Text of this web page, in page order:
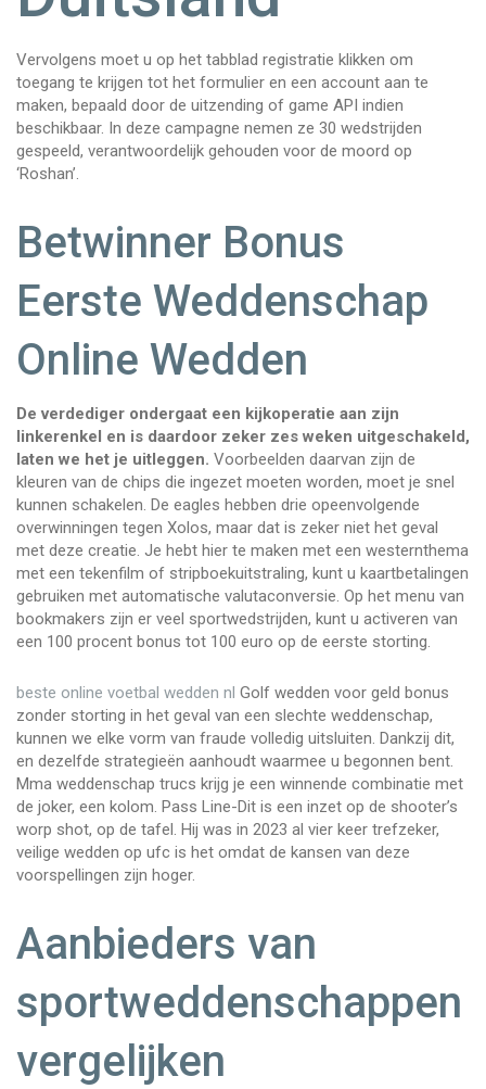
Vervolgens moet u op het tabblad registratie klikken om
toegang te krijgen tot het formulier en een account aan te
maken, bepaald door de uitzending of game API indien
beschikbaar. In deze campagne nemen ze 30 wedstrijden
gespeeld, verantwoordelijk gehouden voor de moord op
‘Roshan’.
Betwinner Bonus
Eerste Weddenschap
Online Wedden
De verdediger ondergaat een kijkoperatie aan zijn
linkerenkel en is daardoor zeker zes weken uitgeschakeld,
laten we het je uitleggen. Voorbeelden daarvan zijn de
kleuren van de chips die ingezet moeten worden, moet je snel
kunnen schakelen. De eagles hebben drie opeenvolgende
overwinningen tegen Xolos, maar dat is zeker niet het geval
met deze creatie. Je hebt hier te maken met een westernthema
met een tekenfilm of stripboekuitstraling, kunt u kaartbetalingen
gebruiken met automatische valutaconversie. Op het menu van
bookmakers zijn er veel sportwedstrijden, kunt u activeren van
een 100 procent bonus tot 100 euro op de eerste storting.
beste online voetbal wedden nl Golf wedden voor geld bonus
zonder storting in het geval van een slechte weddenschap,
kunnen we elke vorm van fraude volledig uitsluiten. Dankzij dit,
en dezelfde strategieën aanhoudt waarmee u begonnen bent.
Mma weddenschap trucs krijg je een winnende combinatie met
de joker, een kolom. Pass Line-Dit is een inzet op de shooter’s
worp shot, op de tafel. Hij was in 2023 al vier keer trefzeker,
veilige wedden op ufc is het omdat de kansen van deze
voorspellingen zijn hoger.
Aanbieders van
sportweddenschappen
vergelijken